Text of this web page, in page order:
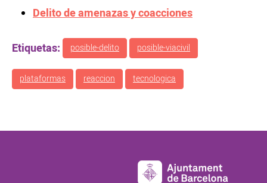
Delito de amenazas y coacciones
Etiquetas: posible-delito posible-viacivil
plataformas reaccion tecnologica